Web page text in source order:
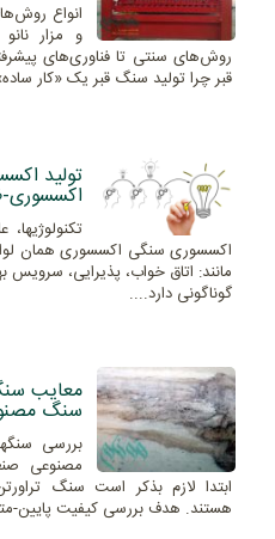
انواع
و مزار
روش‌های سنتی تا فناوری‌های
قبر چرا تولید سنگ قبر یک «کار
تولید
اکسسوری سنگی اکسسوری همان
مانند: اتاق خواب، پذیرایی، سرویس
گوناگونی دارد....
معایب
سنگ
بررسی
مصنوعی
ابتدا لازم بذکر است سنگ
هستند. هدف بررسی کیفیت پایین-